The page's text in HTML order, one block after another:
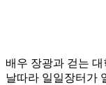
배우 장광과 걷는
날따라 일일장터가